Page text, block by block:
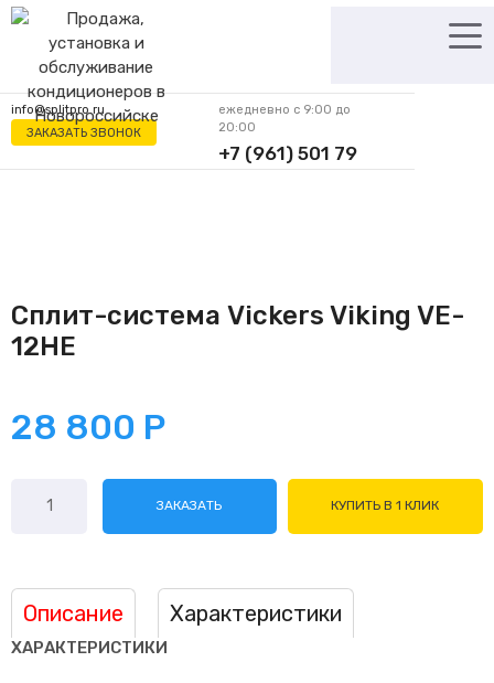
Перейти
содержимому
info@splitpro.ru
ЗАКАЗАТЬ ЗВОНОК
ежедневно с 9:00 до
20:00
+7 (961) 501 79
62
Сплит-система Vickers Viking VE-
12HE
28 800 Р
товара
VE-
12HE
ЗАКАЗАТЬ КУПИТЬ В 1 КЛИК
Описание Характеристики
ХАРАКТЕРИСТИКИ